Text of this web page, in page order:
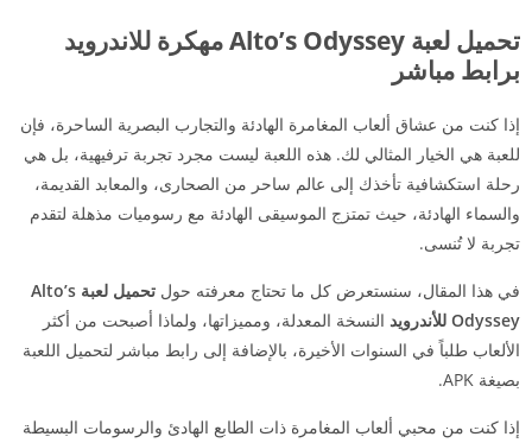
تحميل لعبة Alto’s Odyssey مهكرة للاندرويد
برابط مباشر
إذا كنت من عشاق ألعاب المغامرة الهادئة والتجارب البصرية الساحرة، فإن
للعبة هي الخيار المثالي لك. هذه اللعبة ليست مجرد تجربة ترفيهية، بل هي
رحلة استكشافية تأخذك إلى عالم ساحر من الصحارى، والمعابد القديمة،
والسماء الهادئة، حيث تمتزج الموسيقى الهادئة مع رسوميات مذهلة لتقدم
تجربة لا تُنسى.
في هذا المقال، سنستعرض كل ما تحتاج معرفته حول
تحميل لعبة Alto’s
Odyssey للأندرويد
النسخة المعدلة، ومميزاتها، ولماذا أصبحت من أكثر
الألعاب طلباً في السنوات الأخيرة، بالإضافة إلى رابط مباشر لتحميل اللعبة
بصيغة APK.
إذا كنت من محبي ألعاب المغامرة ذات الطابع الهادئ والرسومات البسيطة